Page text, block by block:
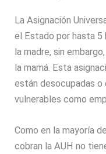
La Asignación
el Estado por hasta 5
la madre, sin
la mamá. Esta
están desocupadas
vulnerables como
Como en la mayoría
cobran la AUH no